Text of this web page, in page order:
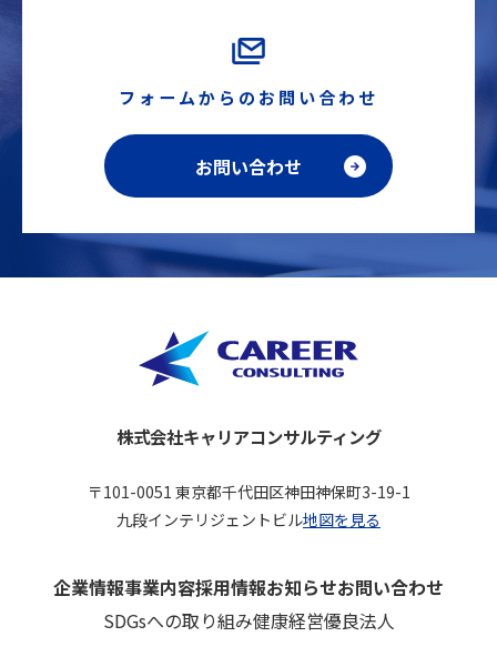
フォームからのお問い合わせ
お問い合わせ
株式会社キャリアコンサルティング
〒101-0051 東京都千代田区神田神保町3-19-1
九段インテリジェントビル地図を見る
企業情報事業内容採用情報お知らせお問い合わせ
SDGsへの取り組み健康経営優良法人